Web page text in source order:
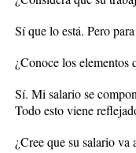
Sí que lo está. Pero
¿Conoce los elementos
Sí. Mi salario se
Todo esto viene
¿Cree que su salario